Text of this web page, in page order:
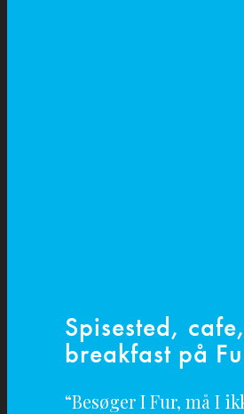
Spisested,
breakfast på
“Besøger I Fur, må I